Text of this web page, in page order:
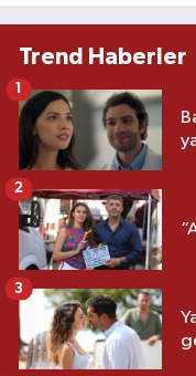
Trend Haberler
1
2
3